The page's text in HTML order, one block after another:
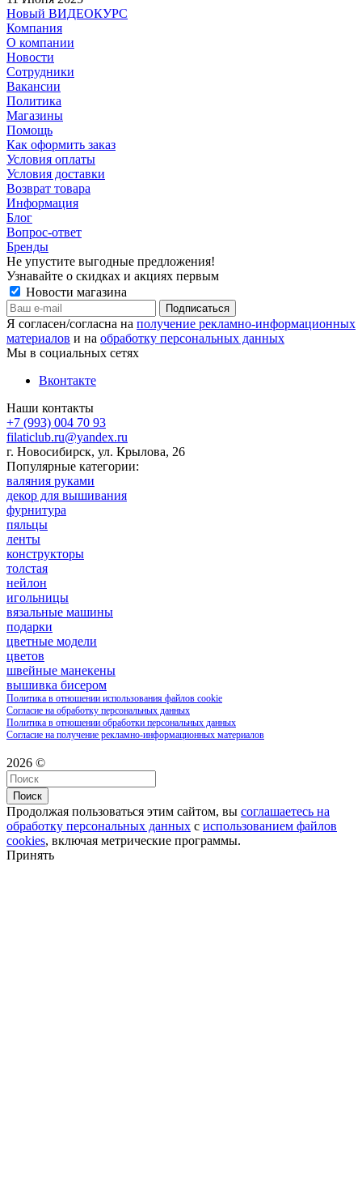
Новый ВИДЕОКУРС
Компания
О компании
Новости
Сотрудники
Вакансии
Политика
Магазины
Помощь
Как оформить заказ
Условия оплаты
Условия доставки
Возврат товара
Информация
Блог
Вопрос-ответ
Бренды
Не упустите выгодные предложения!
Узнавайте о скидках и акциях первым
Новости магазина
Я согласен/согласна на получение рекламно-информационных
материалов и на обработку персональных данных
Мы в социальных сетях
Вконтакте
Наши контакты
+7 (993) 004 70 93
filaticlub.ru@yandex.ru
г. Новосибирск, ул. Крылова, 26
Популярные категории:
валяния руками
декор для вышивания
фурнитура
пяльцы
ленты
конструкторы
толстая
нейлон
игольницы
вязальные машины
подарки
цветные модели
цветов
швейные манекены
вышивка бисером
Политика в отношении использования файлов cookie
Согласие на обработку персональных данных
Политика в отношении обработки персональных данных
Согласие на получение рекламно-информационных материалов
2026 ©
Поиск
Продолжая пользоваться этим сайтом, вы соглашаетесь на
обработку персональных данных с использованием файлов
cookies, включая метрические программы.
Принять